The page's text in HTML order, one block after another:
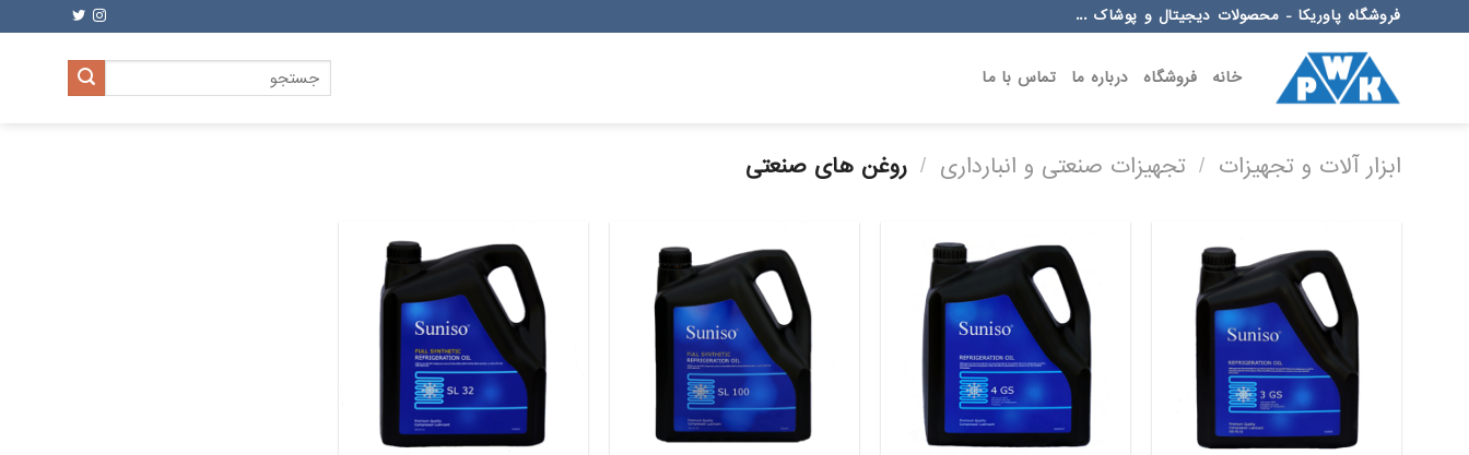
to
فروشگاه پاوریکا - محصولات دیجیتال و پوشاک ...
خانه فروشگاه درباره ما تماس با ما
جستجو
برای:
ابزار آلات و تجهیزات / تجهیزات صنعتی و انبارداری / روغن های صنعتی